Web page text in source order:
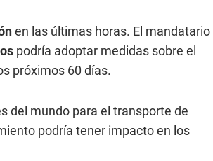
en las últimas horas. El mandatario
podría adoptar medidas sobre el
próximos 60 días.
del mundo para el transporte de
podría tener impacto en los